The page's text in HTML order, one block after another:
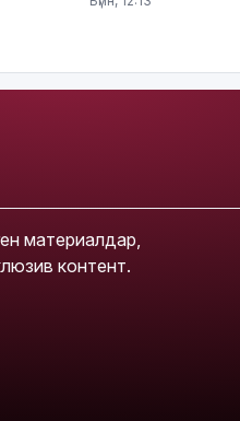
материалдар,
контент.